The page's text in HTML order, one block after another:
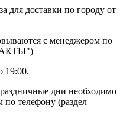
для доставки по городу от
с менеджером по
19:00.
дни необходимо
по телефону (раздел